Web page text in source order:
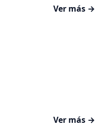
Ver más →
Ver más →